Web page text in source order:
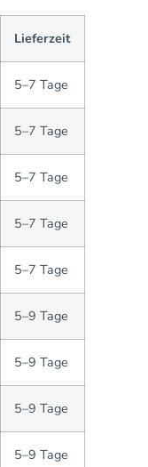
Lieferzeit
5–7 Tage
5–7 Tage
5–7 Tage
5–7 Tage
5–7 Tage
5–9 Tage
5–9 Tage
5–9 Tage
5–9 Tage